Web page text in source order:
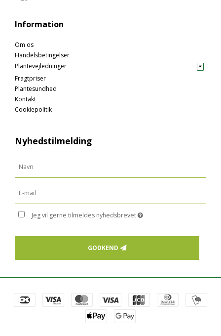
Information
Om os
Handelsbetingelser
Plantevejledninger
Fragtpriser
Plantesundhed
Kontakt
Cookiepolitik
Nyhedstilmelding
Jeg vil gerne tilmeldes nyhedsbrevet
GODKEND